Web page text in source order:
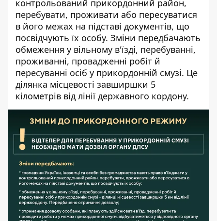
контрольований прикордонний район,
перебувати, проживати або пересуватися
в його межах на підставі документів, що
посвідчують їх особу. Зміни передбачають
обмеження у вільному в'їзді, перебуванні,
проживанні, провадженні робіт й
пересуванні осіб у прикордонній смузі. Це
ділянка місцевості завширшки 5
кілометрів від лінії державного кордону.